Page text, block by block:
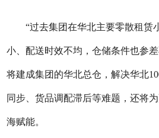
“过去集团在华北主要零散租赁
小、配送时效不均，仓储条件也参
将建成集团的华北总仓，解决华北
同步、货品调配滞后等难题，还将
海赋能。